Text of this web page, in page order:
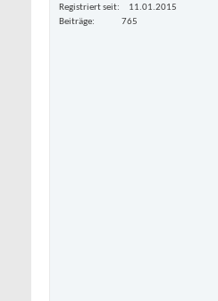
Registriert seit
11.01.2015
Beiträge
765